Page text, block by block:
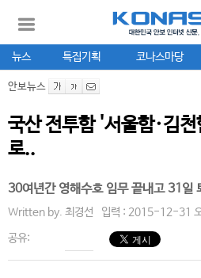
뉴스 특집기획 코나스마당
안보뉴스
국산 전투함 '서울함·김
로..
30여년간 영해수호 임무 끝내고 31일
Written by. 최경선 입력 : 2015-12-31
공유: